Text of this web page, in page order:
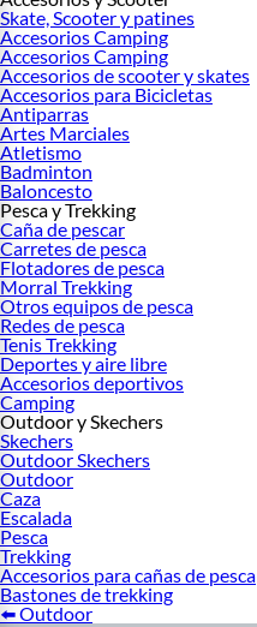
Skate, Scooter y patines
Accesorios Camping
Accesorios Camping
Accesorios de scooter y skates
Accesorios para Bicicletas
Antiparras
Artes Marciales
Atletismo
Badminton
Baloncesto
Pesca y Trekking
Caña de pescar
Carretes de pesca
Flotadores de pesca
Morral Trekking
Otros equipos de pesca
Redes de pesca
Tenis Trekking
Deportes y aire libre
Accesorios deportivos
Camping
Outdoor y Skechers
Skechers
Outdoor Skechers
Outdoor
Caza
Escalada
Pesca
Trekking
Accesorios para cañas de pesca
Bastones de trekking
⬅️ Outdoor